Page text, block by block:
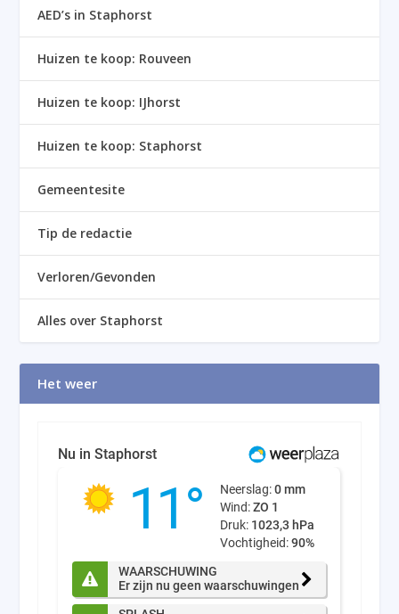
AED’s in Staphorst
Huizen te koop: Rouveen
Huizen te koop: IJhorst
Huizen te koop: Staphorst
Gemeentesite
Tip de redactie
Verloren/Gevonden
Alles over Staphorst
Het weer